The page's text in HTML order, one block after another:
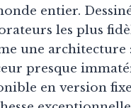
entier.
les plus
une architecture
presque
en version